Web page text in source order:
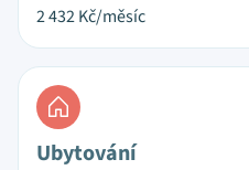
2 432Kč/měsíc
Ubytování